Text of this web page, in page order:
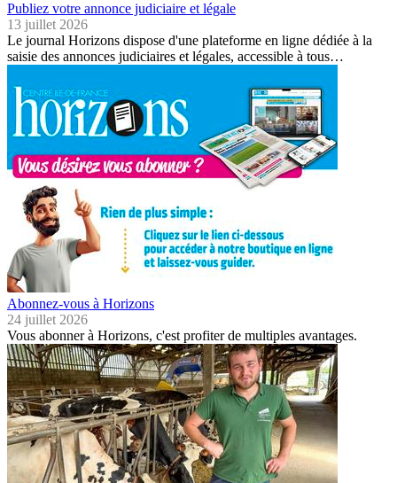
Publiez votre annonce judiciaire et légale
13 juillet 2026
Le journal Horizons dispose d'une plateforme en ligne dédiée à la
saisie des annonces judiciaires et légales, accessible à tous…
Abonnez-vous à Horizons
24 juillet 2026
Vous abonner à Horizons, c'est profiter de multiples avantages.